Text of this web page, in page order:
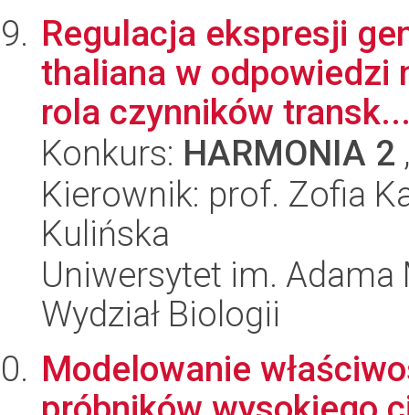
Regulacja ekspresji
thaliana w odpowiedzi
rola czynników
Konkurs: HARMONIA 2
Kierownik: prof. Zofia
Kulińska
Uniwersytet im.
Wydział Biologii
Modelowanie